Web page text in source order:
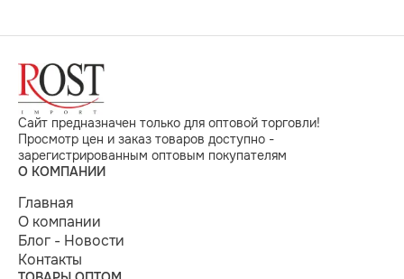
Сайт предназначен только для оптовой торговли!
Просмотр цен и заказ товаров доступно -
зарегистрированным оптовым покупателям
О КОМПАНИИ
Главная
О компании
Блог - Новости
Контакты